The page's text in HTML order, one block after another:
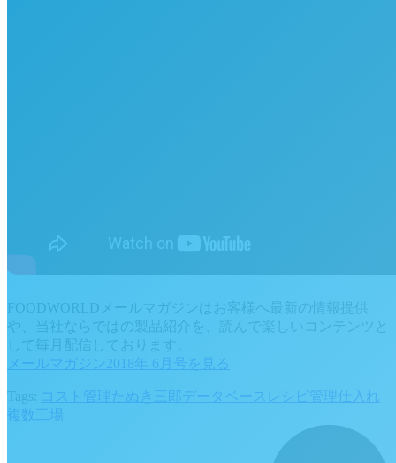
FOODWORLDメールマガジンはお客様へ最新の情報提供
や、当社ならではの製品紹介を、読んで楽しいコンテンツと
して毎月配信しております。
メールマガジン2018年 6月号を見る
Tags: コスト管理 たぬき三郎 データベース レシピ管理 仕入れ
複数工場